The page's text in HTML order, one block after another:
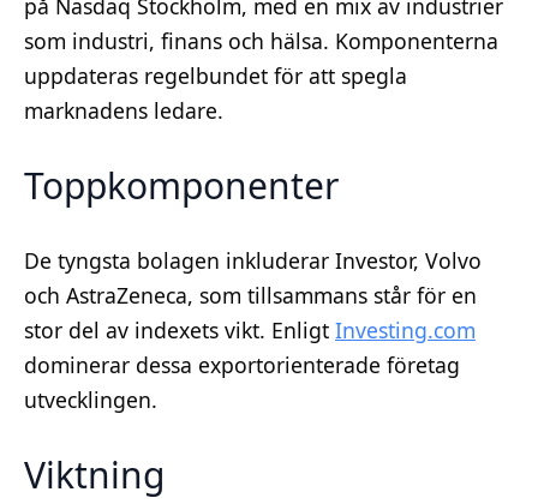
på Nasdaq Stockholm, med en mix av industrier
som industri, finans och hälsa. Komponenterna
uppdateras regelbundet för att spegla
marknadens ledare.
Toppkomponenter
De tyngsta bolagen inkluderar Investor, Volvo
och AstraZeneca, som tillsammans står för en
stor del av indexets vikt. Enligt Investing.com
dominerar dessa exportorienterade företag
utvecklingen.
Viktning